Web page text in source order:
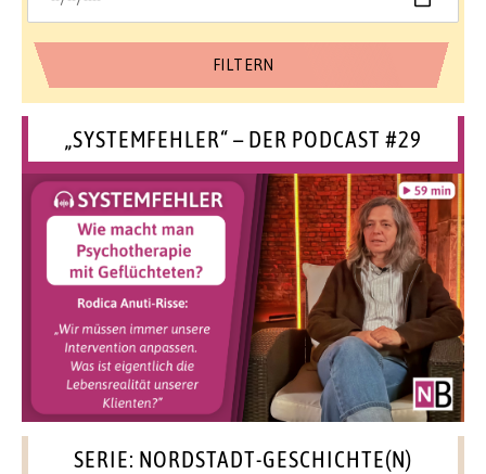
„SYSTEMFEHLER“ – DER PODCAST #29
SERIE: NORDSTADT-GESCHICHTE(N)